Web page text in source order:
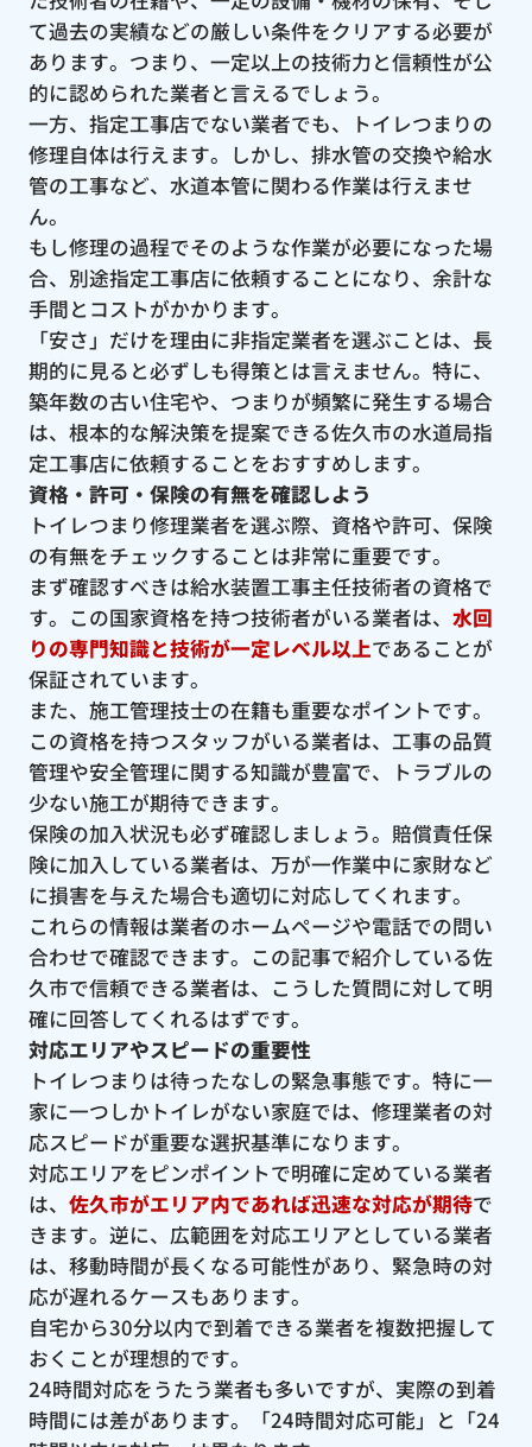
て過去の実績などの厳しい条件をクリアする必要が
あります。つまり、一定以上の技術力と信頼性が公
的に認められた業者と言えるでしょう。
一方、指定工事店でない業者でも、トイレつまりの
修理自体は行えます。しかし、排水管の交換や給水
管の工事など、水道本管に関わる作業は行えませ
ん。
もし修理の過程でそのような作業が必要になった場
合、別途指定工事店に依頼することになり、余計な
手間とコストがかかります。
「安さ」だけを理由に非指定業者を選ぶことは、長
期的に見ると必ずしも得策とは言えません。特に、
築年数の古い住宅や、つまりが頻繁に発生する場合
は、根本的な解決策を提案できる佐久市の水道局指
定工事店に依頼することをおすすめします。
資格・許可・保険の有無を確認しよう
トイレつまり修理業者を選ぶ際、資格や許可、保険
の有無をチェックすることは非常に重要です。
まず確認すべきは給水装置工事主任技術者の資格で
す。この国家資格を持つ技術者がいる業者は、 水回
りの専門知識と技術が一定レベル以上であることが
保証されています。
また、施工管理技士の在籍も重要なポイントです。
この資格を持つスタッフがいる業者は、工事の品質
管理や安全管理に関する知識が豊富で、トラブルの
少ない施工が期待できます。
保険の加入状況も必ず確認しましょう。賠償責任保
険に加入している業者は、万が一作業中に家財など
に損害を与えた場合も適切に対応してくれます。
これらの情報は業者のホームページや電話での問い
合わせで確認できます。この記事で紹介している佐
久市で信頼できる業者は、こうした質問に対して明
確に回答してくれるはずです。
対応エリアやスピードの重要性
トイレつまりは待ったなしの緊急事態です。特に一
家に一つしかトイレがない家庭では、修理業者の対
応スピードが重要な選択基準になります。
対応エリアをピンポイントで明確に定めている業者
は、 佐久市がエリア内であれば迅速な対応が期待で
きます。逆に、広範囲を対応エリアとしている業者
は、移動時間が長くなる可能性があり、緊急時の対
応が遅れるケースもあります。
自宅から30分以内で到着できる業者を複数把握して
おくことが理想的です。
24時間対応をうたう業者も多いですが、実際の到着
時間には差があります。「24時間対応可能」と「24